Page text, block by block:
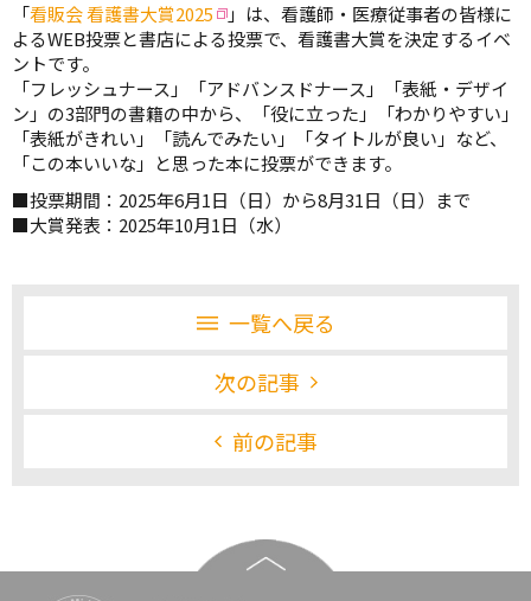
「看販会 看護書大賞2025
」は、看護師・医療従事者の皆様に
よるWEB投票と書店による投票で、看護書大賞を決定するイベ
ントです。
「フレッシュナース」「アドバンスドナース」「表紙・デザイ
ン」の3部門の書籍の中から、「役に立った」「わかりやすい」
「表紙がきれい」「読んでみたい」「タイトルが良い」など、
「この本いいな」と思った本に投票ができます。
■投票期間：2025年6月1日（日）から8月31日（日）まで
■大賞発表：2025年10月1日（水）
一覧へ戻る
次の記事
前の記事